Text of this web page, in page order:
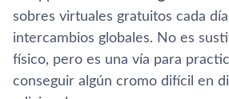
sobres virtuales gratuitos cada
intercambios globales. No es
físico, pero es una vía para
conseguir algún cromo difícil en